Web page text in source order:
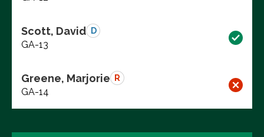
Scott, David D
GA-13
Greene, Marjorie R
GA-14